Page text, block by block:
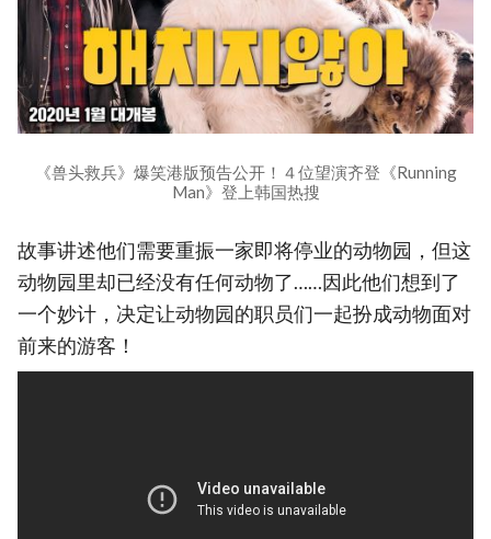
《兽头救兵》爆笑港版预告公开！４位望演齐登《Running
Man》登上韩国热搜
故事讲述他们需要重振一家即将停业的动物园，但这
动物园里却已经没有任何动物了……因此他们想到了
一个妙计，决定让动物园的职员们一起扮成动物面对
前来的游客！